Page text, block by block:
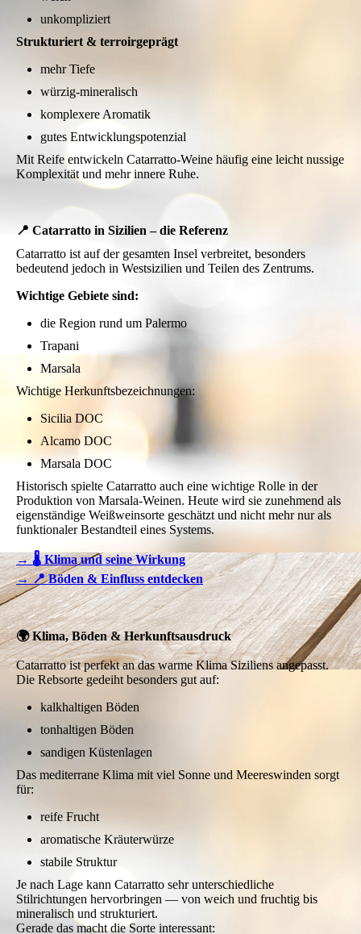
unkompliziert
Strukturiert & terroirgeprägt
mehr Tiefe
würzig-mineralisch
komplexere Aromatik
gutes Entwicklungspotenzial
Mit Reife entwickeln Catarratto-Weine häufig eine leicht nussige
Komplexität und mehr innere Ruhe.
📍 Catarratto in Sizilien – die Referenz
Catarratto ist auf der gesamten Insel verbreitet, besonders
bedeutend jedoch in Westsizilien und Teilen des Zentrums.
Wichtige Gebiete sind:
die Region rund um Palermo
Trapani
Marsala
Wichtige Herkunftsbezeichnungen:
Sicilia DOC
Alcamo DOC
Marsala DOC
Historisch spielte Catarratto auch eine wichtige Rolle in der
Produktion von Marsala-Weinen. Heute wird sie zunehmend als
eigenständige Weißweinsorte geschätzt und nicht mehr nur als
funktionaler Bestandteil eines Systems.
→ 🌡️ Klima und seine Wirkung
→ 📍 Böden & Einfluss entdecken
🌍 Klima, Böden & Herkunftsausdruck
Catarratto ist perfekt an das warme Klima Siziliens angepasst.
Die Rebsorte gedeiht besonders gut auf:
kalkhaltigen Böden
tonhaltigen Böden
sandigen Küstenlagen
Das mediterrane Klima mit viel Sonne und Meereswinden sorgt
für:
reife Frucht
aromatische Kräuterwürze
stabile Struktur
Je nach Lage kann Catarratto sehr unterschiedliche
Stilrichtungen hervorbringen — von weich und fruchtig bis
mineralisch und strukturiert.
Gerade das macht die Sorte interessant: